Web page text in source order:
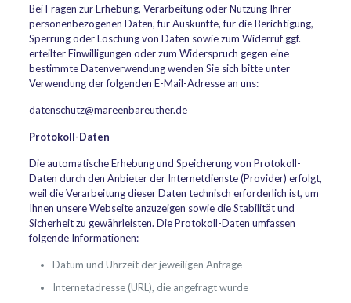
Bei Fragen zur Erhebung, Verarbeitung oder Nutzung Ihrer
personenbezogenen Daten, für Auskünfte, für die Berichtigung,
Sperrung oder Löschung von Daten sowie zum Widerruf ggf.
erteilter Einwilligungen oder zum Widerspruch gegen eine
bestimmte Datenverwendung wenden Sie sich bitte unter
Verwendung der folgenden E-Mail-Adresse an uns:
datenschutz@mareenbareuther.de
Protokoll-Daten
Die automatische Erhebung und Speicherung von Protokoll-
Daten durch den Anbieter der Internetdienste (Provider) erfolgt,
weil die Verarbeitung dieser Daten technisch erforderlich ist, um
Ihnen unsere Webseite anzuzeigen sowie die Stabilität und
Sicherheit zu gewährleisten. Die Protokoll-Daten umfassen
folgende Informationen:
Datum und Uhrzeit der jeweiligen Anfrage
Internetadresse (URL), die angefragt wurde